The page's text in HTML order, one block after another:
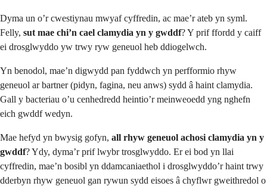
Dyma un o’r cwestiynau mwyaf cyffredin, ac mae’r ateb yn syml.
Felly, sut mae chi’n cael clamydia yn y gwddf? Y prif ffordd y caiff
ei drosglwyddo yw trwy ryw geneuol heb ddiogelwch.
Yn benodol, mae’n digwydd pan fyddwch yn perfformio rhyw
geneuol ar bartner (pidyn, fagina, neu anws) sydd â haint clamydia.
Gall y bacteriau o’u cenhedredd heintio’r meinweoedd yng nghefn
eich gwddf wedyn.
Mae hefyd yn bwysig gofyn, all rhyw geneuol achosi clamydia yn y
gwddf? Ydy, dyma’r prif lwybr trosglwyddo. Er ei bod yn llai
cyffredin, mae’n bosibl yn ddamcaniaethol i drosglwyddo’r haint trwy
dderbyn rhyw geneuol gan rywun sydd eisoes â chyflwr gweithredol o